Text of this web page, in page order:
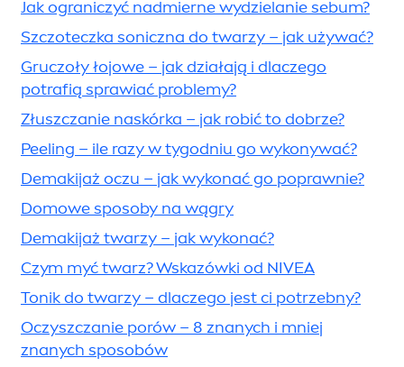
PRZECZYTAJ TAKŻE: